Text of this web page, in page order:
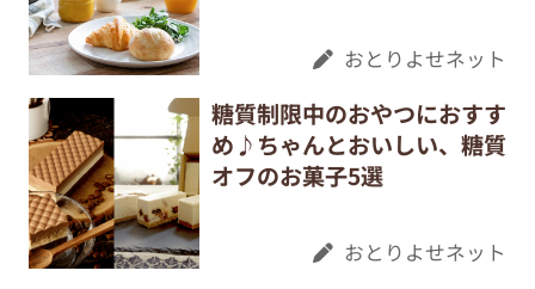
おとりよせネット
糖質制限中のおやつにおすす
め♪ちゃんとおいしい、糖質
オフのお菓子5選
おとりよせネット